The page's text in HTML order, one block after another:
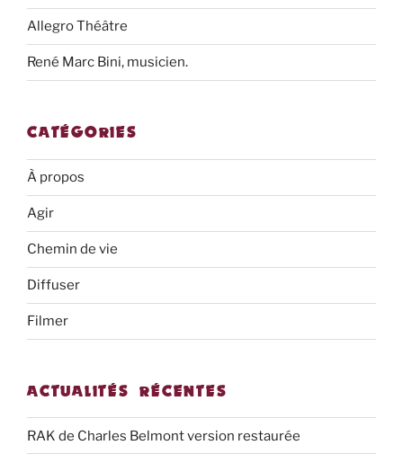
Allegro Théâtre
René Marc Bini, musicien.
CATÉGORIES
À propos
Agir
Chemin de vie
Diffuser
Filmer
ACTUALITÉS RÉCENTES
RAK de Charles Belmont version restaurée